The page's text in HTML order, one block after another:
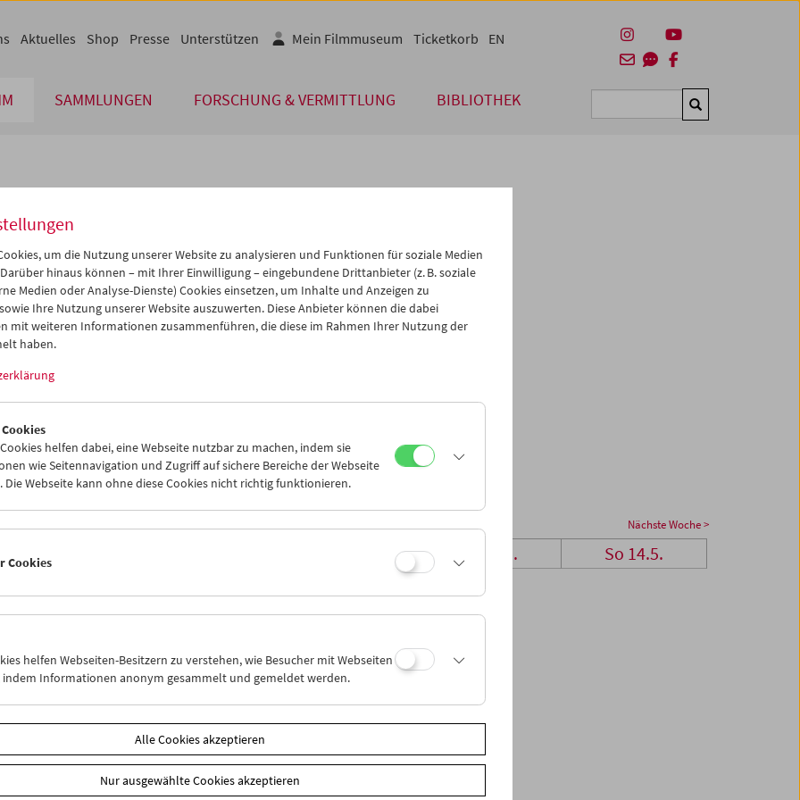
SAMMLUNGEN FORSCHUNG & VERMITTLUNG BIBLIOTHEK Suchen
Aktuelles Shop Presse Unterstützen Mein Filmmuseum Ticketkorb EN
Mai 2006 >>
Mi Do Fr Sa So
03 04 05 06
07
10 11 12 13
14
17 18
24 25
07
iCalender
Programmheft-PDF
English language or subtitles
Nächste Woche >
Mi 10.5. Sa 13.5. So 14.5.
um die Nutzung unserer Website zu analysieren und Funktionen für soziale Medien
hinaus können – mit Ihrer Einwilligung – eingebundene Drittanbieter (z. B. soziale
Medien oder Analyse-Dienste) Cookies einsetzen, um Inhalte und Anzeigen zu
Ihre Nutzung unserer Website auszuwerten. Diese Anbieter können die dabei
mit weiteren Informationen zusammenführen, die diese im Rahmen Ihrer Nutzung der
haben.
helfen dabei, eine Webseite nutzbar zu machen, indem sie
wie Seitennavigation und Zugriff auf sichere Bereiche der Webseite
Die Webseite kann ohne diese Cookies nicht richtig funktionieren.
Cookies
helfen Webseiten-Besitzern zu verstehen, wie Besucher mit Webseiten
indem Informationen anonym gesammelt und gemeldet werden.
Alle Cookies akzeptieren
Nur ausgewählte Cookies akzeptieren